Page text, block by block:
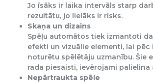
Jo īsāks ir laika intervāls starp
rezultātu, jo lielāks ir risks.
Skaņa un dizains
Spēļu automātos tiek izmantoti
efekti un vizuālie elementi, lai pēc
noturētu spēlētāju uzmanību. Šie
rada piesaisti, ievērojami palielina
Nepārtraukta spēle